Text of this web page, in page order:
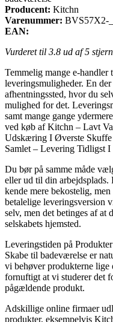
Producent: Kitchn
Varenummer: BVS57X2-
EAN:
Vurderet til 3.8 ud af 5
Temmelig mange e-
leveringsmuligheder. En
afhentningssted, hvor du
mulighed for det.
samt mange gange
ved køb af Kitchn – Lavt
Udskæring I Øverste
Samlet – Levering Tidligst I
Du bør på samme måde
eller ud til din arbejdsplads.
kende mere bekostelig,
betalelige leveringsversion
selv, men det betinges af
selskabets hjemsted.
Leveringstiden på
Skabe til badeværelse er
vi behøver produkterne lige
fornuftigt at vi studerer det
pågældende produkt.
Adskillige online firmaer
produkter, eksempelvis